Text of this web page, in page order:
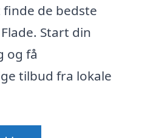
de bedste
Start din
og få
tilbud fra lokale